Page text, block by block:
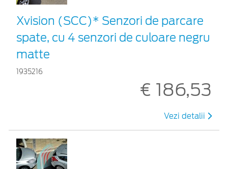
Xvision (SCC)* Senzori de parcare
spate, cu 4 senzori de culoare negru
matte
1935216
€ 186,53
Vezi detalii